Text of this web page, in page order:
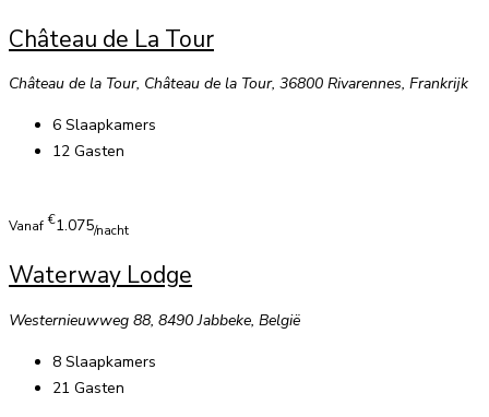
Château de La Tour
Château de la Tour, Château de la Tour, 36800 Rivarennes, Frankrijk
6 Slaapkamers
12 Gasten
Vanaf €1.075/nacht
Waterway Lodge
Westernieuwweg 88, 8490 Jabbeke, België
8 Slaapkamers
21 Gasten